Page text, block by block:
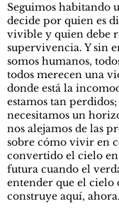
Seguimos habitando
decide por quien es
vivible y quien debe
supervivencia. Y sin
somos humanos,
todos merecen una
donde está la
estamos tan
necesitamos un
nos alejamos de las
sobre cómo vivir en
convertido el cielo
futura cuando el
entender que el cielo
construye aquí, ahora.